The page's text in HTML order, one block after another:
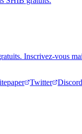
Inscrivez-vous
Twitter Discord